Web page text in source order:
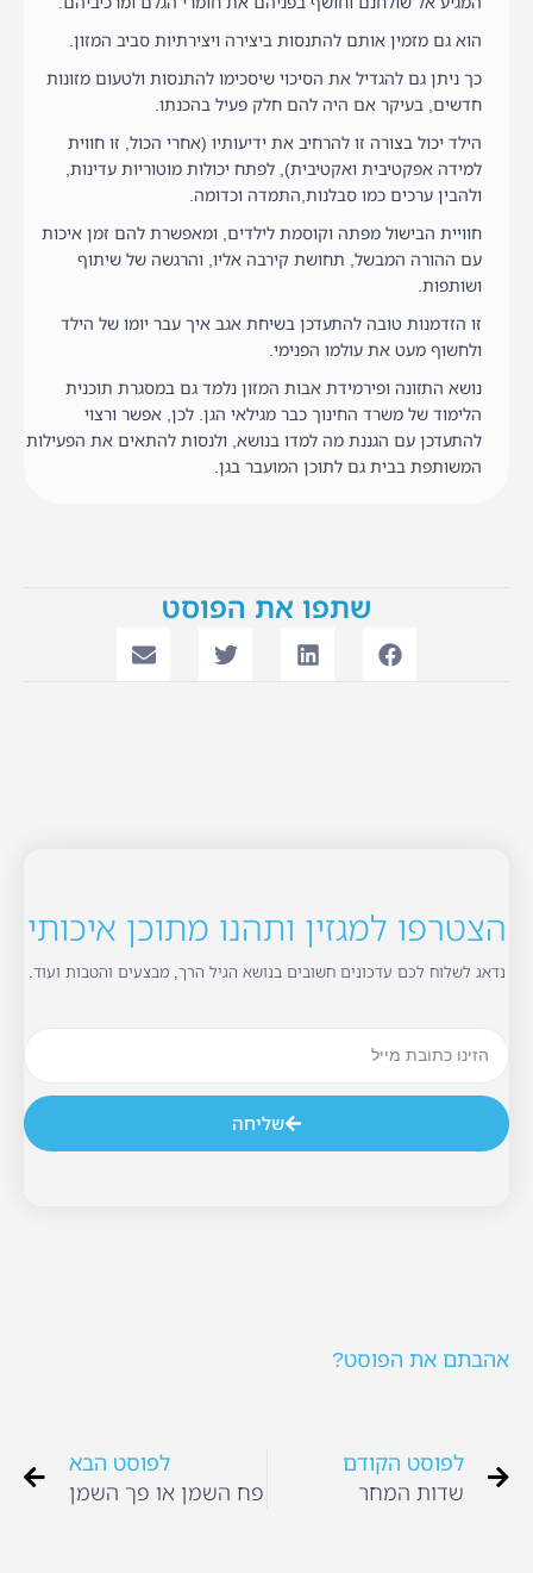
הוא גם מזמין אותם להתנסות ביצירה ויצירתיות סביב המזון.
כך ניתן גם להגדיל את הסיכוי שיסכימו להתנסות ולטעום מזונות
חדשים, בעיקר אם היה להם חלק פעיל בהכנתו.
הילד יכול בצורה זו להרחיב את ידיעותיו (אחרי הכול, זו חווית
למידה אפקטיבית ואקטיבית), לפתח יכולות מוטוריות עדינות,
ולהבין ערכים כמו סבלנות,התמדה וכדומה.
חוויית הבישול מפתה וקוסמת לילדים, ומאפשרת להם זמן איכות
עם ההורה המבשל, תחושת קירבה אליו, והרגשה של שיתוף
ושותפות.
זו הזדמנות טובה להתעדכן בשיחת אגב איך עבר יומו של הילד
ולחשוף מעט את עולמו הפנימי.
נושא התזונה ופירמידת אבות המזון נלמד גם במסגרת תוכנית
הלימוד של משרד החינוך כבר מגילאי הגן. לכן, אפשר ורצוי
להתעדכן עם הגננת מה למדו בנושא, ולנסות להתאים את הפעילות
המשותפת בבית גם לתוכן המועבר בגן.
שתפו את הפוסט
הצטרפו למגזין ותהנו מתוכן איכותי
נדאג לשלוח לכם עדכונים חשובים בנושא הגיל הרך, מבצעים והטבות ועוד.
שליחה
אהבתם את הפוסט?
לפוסט הקודם
שדות המחר
לפוסט הבא
פח השמן או פך השמן